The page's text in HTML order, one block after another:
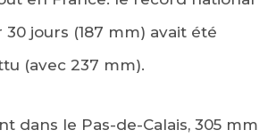
jours (187 mm) avait été
(avec 237 mm).
dans le Pas-de-Calais, 305 mm